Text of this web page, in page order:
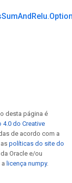
SumAndRelu.
desta página é
do Creative
de acordo com a
políticas do site do
Oracle e/ou
licença numpy.